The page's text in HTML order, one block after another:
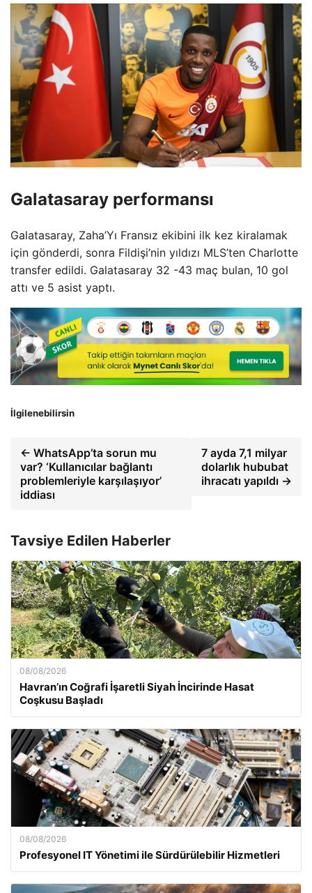
Galatasaray performansı
Galatasaray, Zaha’Yı Fransız ekibini ilk kez kiralamak
için gönderdi, sonra Fildişi’nin yıldızı MLS’ten Charlotte
transfer edildi. Galatasaray 32 -43 maç bulan, 10 gol
attı ve 5 asist yaptı.
İlgilenebilirsin
← WhatsApp’ta sorun mu
var? ‘Kullanıcılar bağlantı
problemleriyle karşılaşıyor’
iddiası
7 ayda 7,1 milyar
dolarlık hububat
ihracatı yapıldı →
Tavsiye Edilen Haberler
08/08/2026
Havran’ın Coğrafi İşaretli Siyah İncirinde Hasat
Coşkusu Başladı
08/08/2026
Profesyonel IT Yönetimi ile Sürdürülebilir Hizmetleri